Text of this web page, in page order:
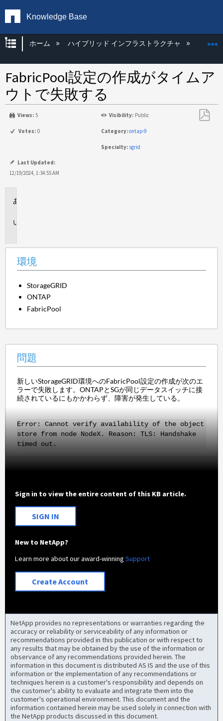
Knowledge Base
グローバル階層を展開/折りたたむ
ホーム ハイブリッド インフラストラクチャ
FabricPool設定の作成がタイムア
ウトで失敗する
Views: 5 Visibility: Public
Votes: 0 Category:ontap-9
Specialty: sgrid
Last Updated:
12/19/2024, 1:34:55 AM
環境
StorageGRID
ONTAP
FabricPool
問題
新しいStorageGRID環境へのFabricPool設定の作成が次のエ
ラーで失敗します。ONTAPとSGが同じデータスイッチに接
続されているにもかかわらず、障害が発生している。
Error: Cannot verify availability of the object
store from node NodeX. Reason: TLS: Handshake
timed out.
Sign in to view the entire content of this KB article.
SIGN IN
New to NetApp?
Learn more about our award-winningSupport
Create Account
NetApp provides no representations or warranties regarding the
accuracy or reliability or serviceability of any information or
recommendations provided in this publication or with respect to
any results that may be obtained by the use of the information or
observance of any recommendations provided herein. The
information in this document is distributed AS IS and the use of this
information or the implementation of any recommendations or
techniques herein is a customer's responsibility and depends on
the customer's ability to evaluate and integrate them into the
customer's operational environment. This document and the
information contained herein may be used solely in connection with
the NetApp products discussed in this document.